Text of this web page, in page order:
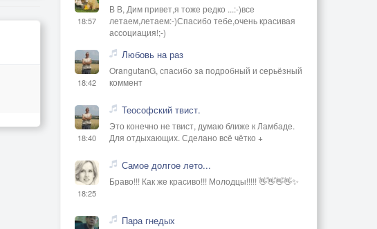
18:57
В В, Дим привет,я тоже редко ...:-)все
летаем,летаем:-)Спасибо тебе,очень красивая
ассоциация!;-)
18:42
Любовь на раз
OrangutanG, спасибо за подробный и серьёзный
коммент
18:40
Теософский твист.
Это конечно не твист, думаю ближе к Ламбаде.
Для отдыхающих. Сделано всё чётко +
18:25
Самое долгое лето...
Браво!!! Как же красиво!!! Молодцы!!!!! 👋👋👋👋✨
Пара гнедых